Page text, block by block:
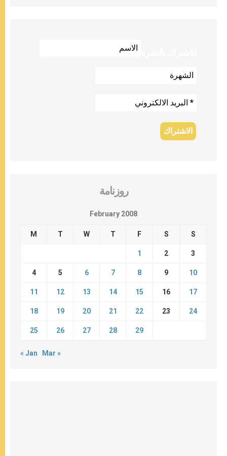
روزنامة
February 2008
M T W T F S S
1 2 3
4 5 6 7 8 9 10
11 12 13 14 15 16 17
18 19 20 21 22 23 24
25 26 27 28 29
« Jan Mar »